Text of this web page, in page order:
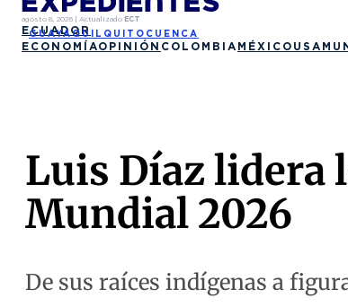
agosto 8, 2026 | Actualizado ECT
ECUADOR
GUAYAQUIL QUITO CUENCA
ECONOMÍAOPINIÓN COLOMBIA MÉXICO USA
Luis Díaz lidera
Mundial 2026
De sus raíces indígenas a